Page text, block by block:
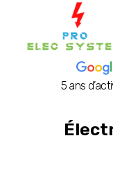
5 ans